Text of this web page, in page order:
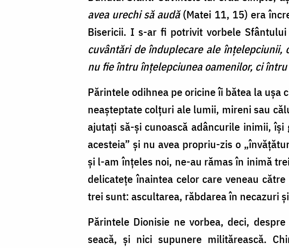
avea urechi să audă(Matei 11, 15) era
Bisericii. I s-ar fi potrivit vorbele Sfântului
cuvântări de înduplecare ale
nu fie întru înţelepciunea oamenilor, ci
Părintele odihnea pe oricine îi bătea la uşa
neaşteptate colţuri ale lumii, mireni sau
ajutaţi să-şi cunoască adâncurile inimii,
acesteia” şi nu avea propriu-zis o
şi l-am înţeles noi, ne-au rămas în inimă
delicateţe înaintea celor care veneau
trei sunt: ascultarea, răbdarea în necazuri
Părintele Dionisie ne vorbea, deci,
seacă, şi nici supunere militărească.